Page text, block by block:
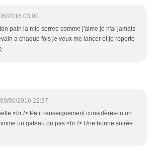
2016 03:00
pain la mie serree comme j'aime je n'ai jamais
a chaque fois je veux me lancer et je reporte
09/06/2016 22:37
<br /> Petit renseignement considères-tu un
un gateau ou pas <br /> Une bonne soirée